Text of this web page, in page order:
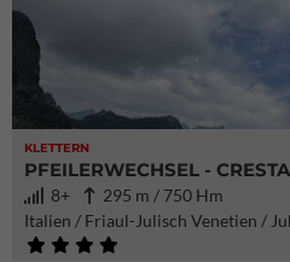
KLETTERN
PFEILERWECHSEL -
8+
295 m / 750 Hm
Italien / Friaul-Julisch Venetien /